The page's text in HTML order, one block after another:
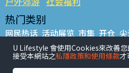
热门类别
网民热话 活动展览 市集 开仓
铜锣湾好去处 元朗好去处 荃湾
餐厅情报 户外郊游
U Lifestyle 會使用Cookies來改善
接受本網站之私隱政策和使用條款才